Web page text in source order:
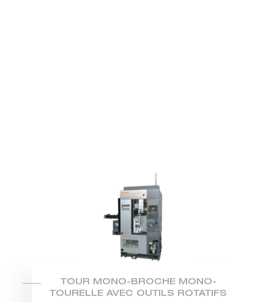
TOUR MONO-BROCHE MONO-
TOURELLE AVEC OUTILS ROTATIFS